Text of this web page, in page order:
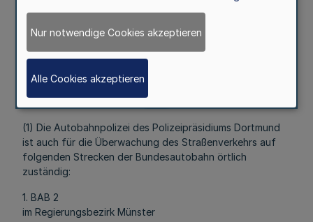
§ 4
Polizeipräsidium Dortmund
(1) Die Autobahnpolizei des Polizeipräsidiums Dortmund
ist auch für die Überwachung des Straßenverkehrs auf
folgenden Strecken der Bundesautobahn örtlich
zuständig:
1. BAB 2
im Regierungsbezirk Münster
Nur notwendige Cookies akzeptieren
Alle Cookies akzeptieren